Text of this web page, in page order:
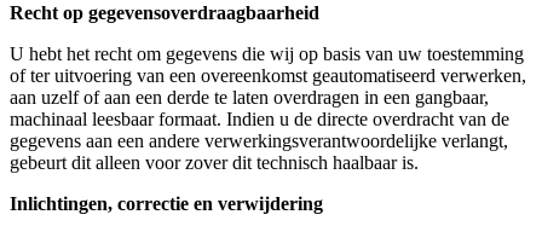
Recht op gegevensoverdraagbaarheid
U hebt het recht om gegevens die wij op basis van uw toestemming
of ter uitvoering van een overeenkomst geautomatiseerd verwerken,
aan uzelf of aan een derde te laten overdragen in een gangbaar,
machinaal leesbaar formaat. Indien u de directe overdracht van de
gegevens aan een andere verwerkingsverantwoordelijke verlangt,
gebeurt dit alleen voor zover dit technisch haalbaar is.
Inlichtingen, correctie en verwijdering